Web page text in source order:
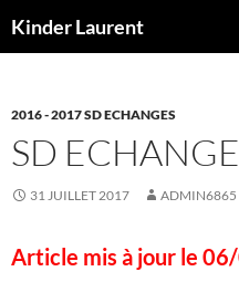
auKinder Laurent
2016 - 2017 SD ECHANGES
SD
31 JUILLET 2017 ADMIN6865
Article mis à jour le